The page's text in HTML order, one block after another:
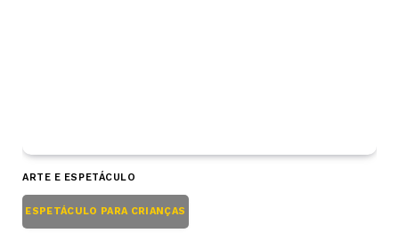
ARTE E ESPETÁCULO
ESPETÁCULO PARA CRIANÇAS